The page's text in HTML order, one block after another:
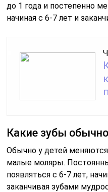
до 1 года и постепенно
начиная с 6-7 лет и
Какие зубы
Обычно у детей
малые моляры.
появляться с 6-7 лет,
заканчивая зубами